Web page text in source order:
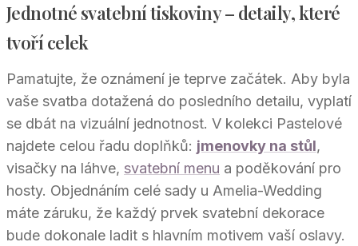
Jednotné svatební tiskoviny – detaily, které
tvoří celek
Pamatujte, že oznámení je teprve začátek. Aby byla
vaše svatba dotažená do posledního detailu, vyplatí
se dbát na vizuální jednotnost. V kolekci Pastelové
najdete celou řadu doplňků: jmenovky na stůl,
visačky na láhve, svatební menu a poděkování pro
hosty. Objednáním celé sady u Amelia-Wedding
máte záruku, že každý prvek svatební dekorace
bude dokonale ladit s hlavním motivem vaší oslavy.